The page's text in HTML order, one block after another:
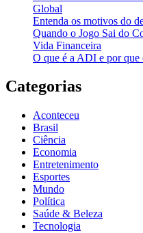
Global
Entenda os motivos do
Quando o Jogo Sai do
Vida Financeira
O que é a ADI e por que
Categorias
Aconteceu
Brasil
Ciência
Economia
Entretenimento
Esportes
Mundo
Política
Saúde & Beleza
Tecnologia